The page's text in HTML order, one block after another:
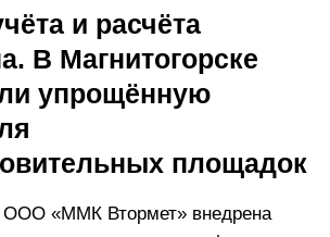
и расчёта
В Магнитогорске
упрощённую
площадок
ООО «ММК Втормет» внедрена